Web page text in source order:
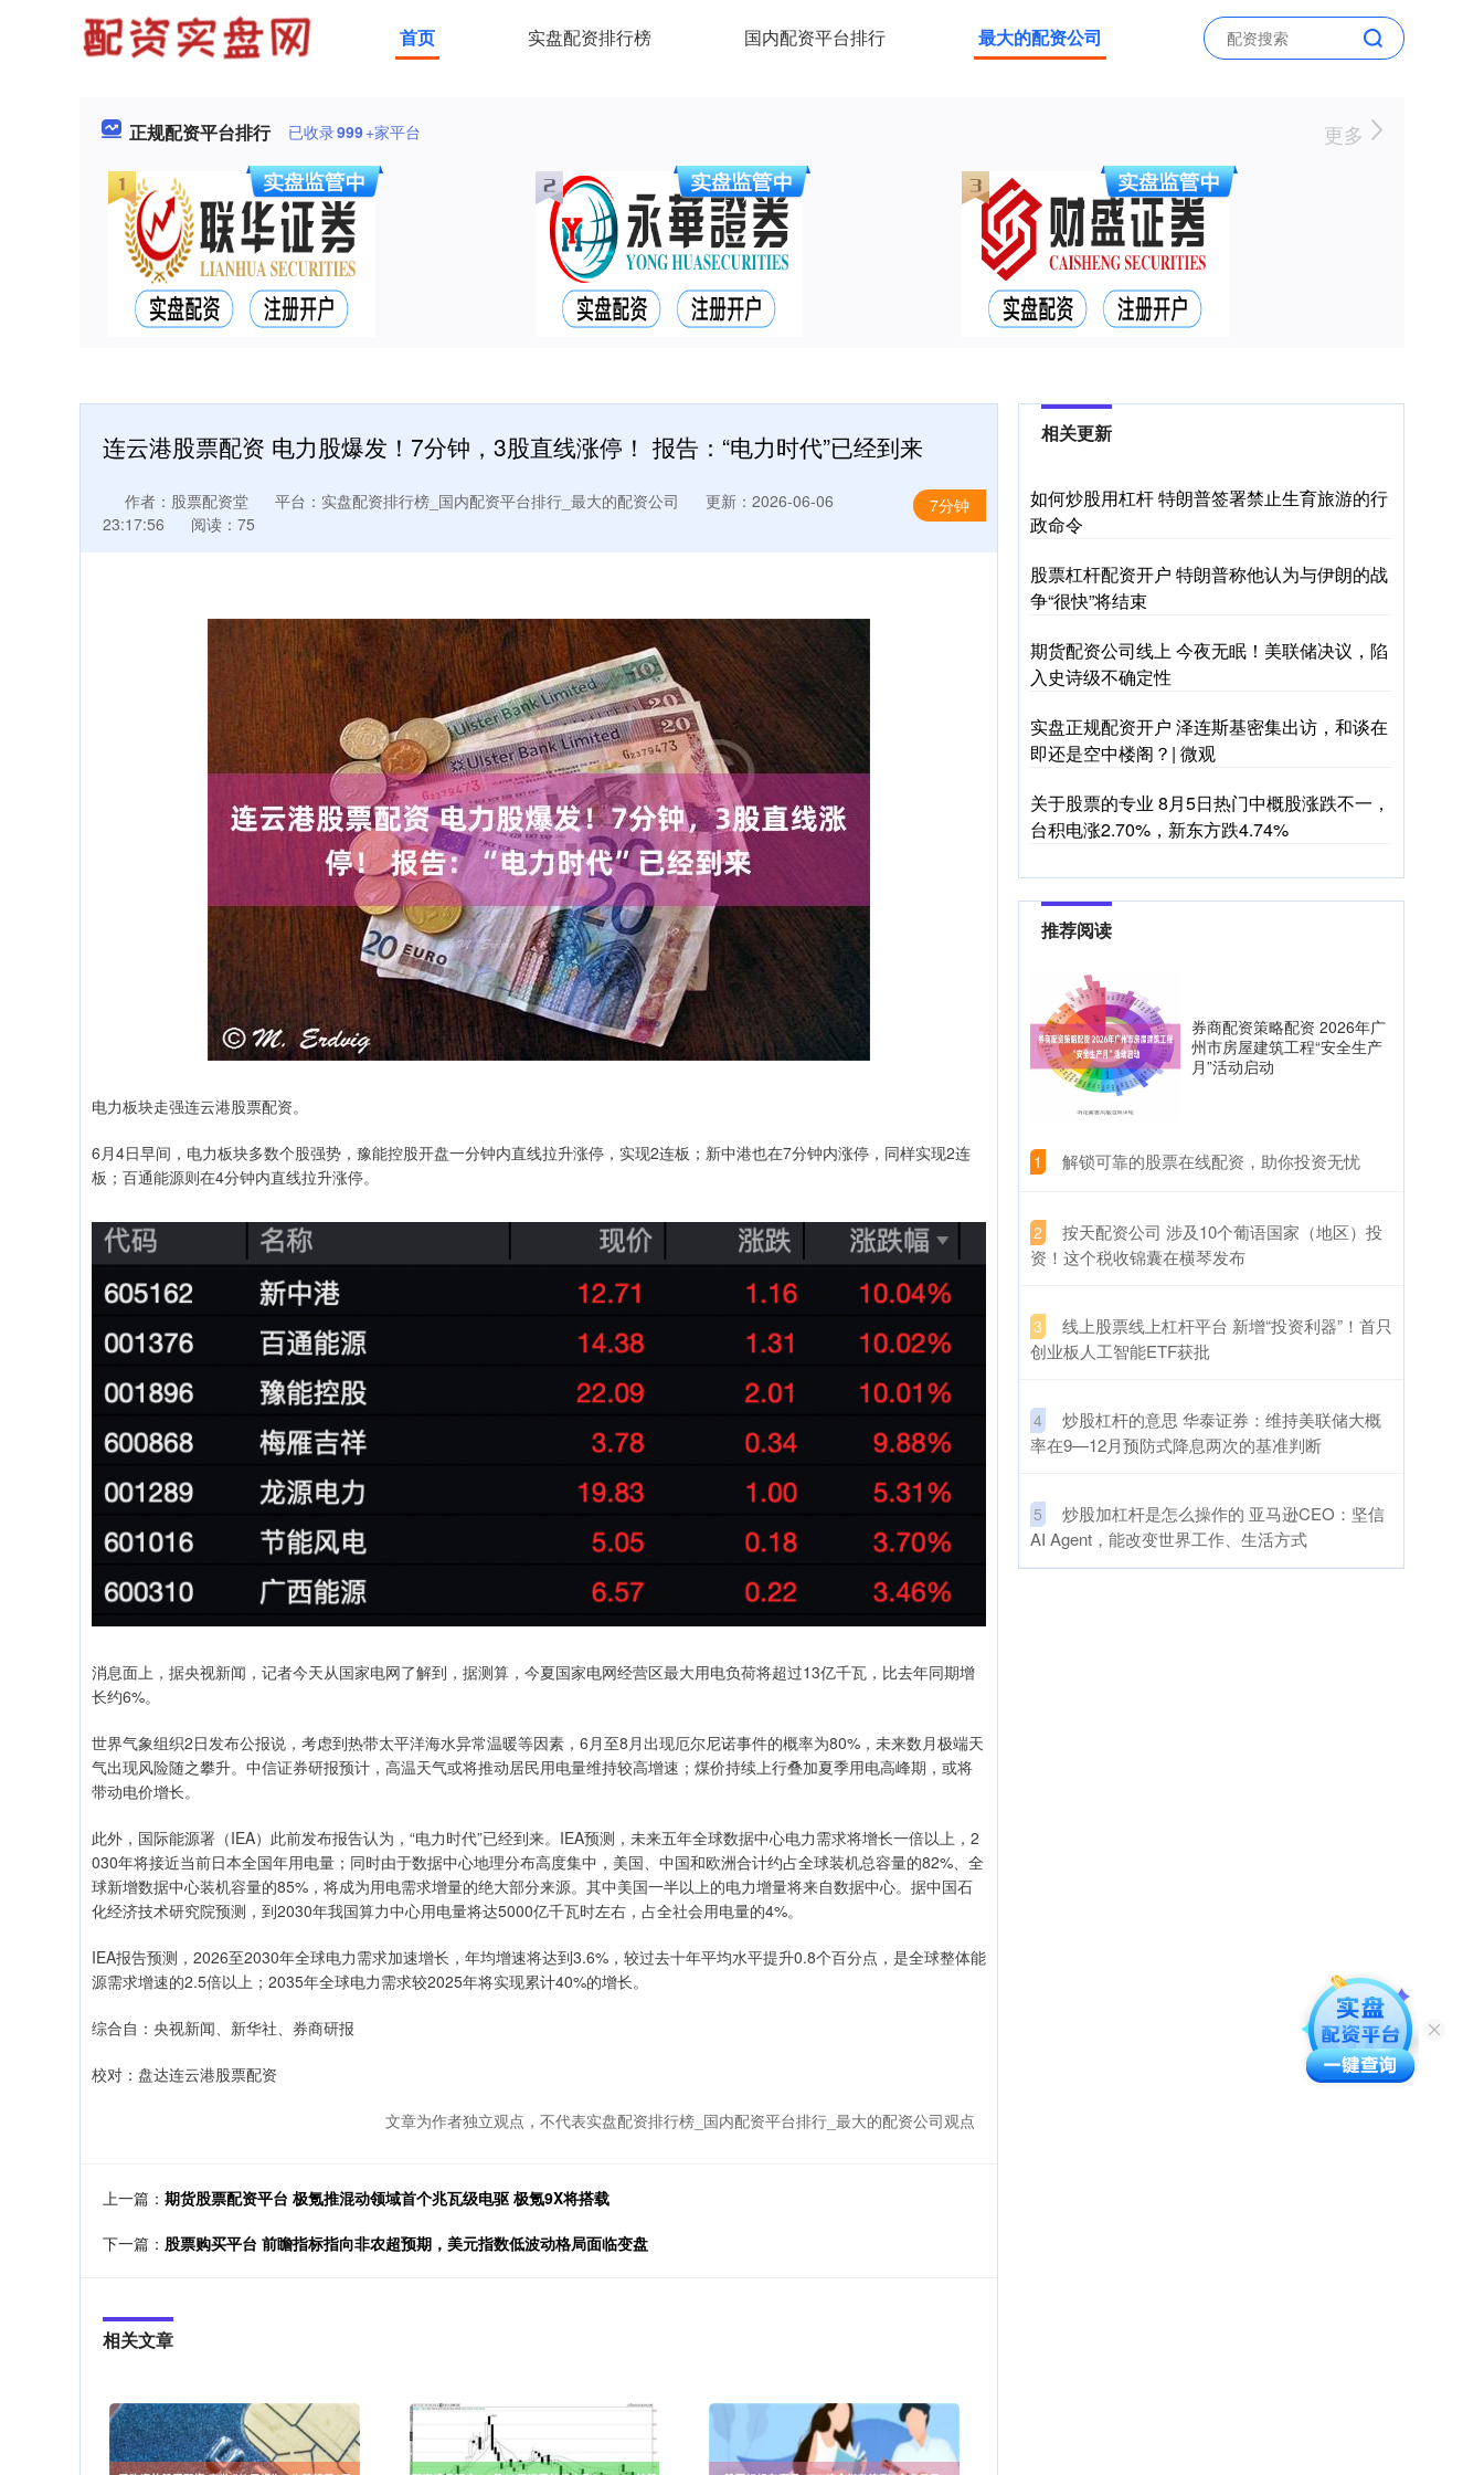
首页 实盘配资排行榜 国内配资平台排行 最大的配资公司
正规配资平台排行 已收录999+家平台 更多
连云港股票配资 电力股爆发！7分钟，3股直线涨停！ 报告：“电力时代”已经到来
7分钟
作者：股票配资堂 平台：实盘配资排行榜_国内配资平台排行_最大的配资公司
更新：2026-06-06
23:17:56
阅读：75
电力板块走强连云港股票配资。
6月4日早间，电力板块多数个股强势，豫能控股开盘一分钟内直线拉升涨停，实现2连板；新中港也在7分钟内涨停，同样实现2连
板；百通能源则在4分钟内直线拉升涨停。
消息面上，据央视新闻，记者今天从国家电网了解到，据测算，今夏国家电网经营区最大用电负荷将超过13亿千瓦，比去年同期增
长约6%。
世界气象组织2日发布公报说，考虑到热带太平洋海水异常温暖等因素，6月至8月出现厄尔尼诺事件的概率为80%，未来数月极端天
气出现风险随之攀升。中信证券研报预计，高温天气或将推动居民用电量维持较高增速；煤价持续上行叠加夏季用电高峰期，或将
带动电价增长。
此外，国际能源署（IEA）此前发布报告认为，“电力时代”已经到来。IEA预测，未来五年全球数据中心电力需求将增长一倍以上，2
030年将接近当前日本全国年用电量；同时由于数据中心地理分布高度集中，美国、中国和欧洲合计约占全球装机总容量的82%、全
球新增数据中心装机容量的85%，将成为用电需求增量的绝大部分来源。其中美国一半以上的电力增量将来自数据中心。据中国石
化经济技术研究院预测，到2030年我国算力中心用电量将达5000亿千瓦时左右，占全社会用电量的4%。
IEA报告预测，2026至2030年全球电力需求加速增长，年均增速将达到3.6%，较过去十年平均水平提升0.8个百分点，是全球整体能
源需求增速的2.5倍以上；2035年全球电力需求较2025年将实现累计40%的增长。
综合自：央视新闻、新华社、券商研报
校对：盘达连云港股票配资
文章为作者独立观点，不代表实盘配资排行榜_国内配资平台排行_最大的配资公司观点
上一篇： 期货股票配资平台 极氪推混动领域首个兆瓦级电驱 极氪9X将搭载
下一篇： 股票购买平台 前瞻指标指向非农超预期，美元指数低波动格局面临变盘
相关文章
相关更新
如何炒股用杠杆 特朗普签署禁止生育旅游的行
政命令
股票杠杆配资开户 特朗普称他认为与伊朗的战
争“很快”将结束
期货配资公司线上 今夜无眠！美联储决议，陷
入史诗级不确定性
实盘正规配资开户 泽连斯基密集出访，和谈在
即还是空中楼阁？| 微观
关于股票的专业 8月5日热门中概股涨跌不一，
台积电涨2.70%，新东方跌4.74%
推荐阅读
券商配资策略配资 2026年广
州市房屋建筑工程“安全生产
月”活动启动
1 ​解锁可靠的股票在线配资，助你投资无忧
2
​按天配资公司 涉及10个葡语国家（地区）投
资！这个税收锦囊在横琴发布
3
​线上股票线上杠杆平台 新增“投资利器”！首只
创业板人工智能ETF获批
4
​炒股杠杆的意思 华泰证券：维持美联储大概
率在9—12月预防式降息两次的基准判断
5
​炒股加杠杆是怎么操作的 亚马逊CEO：坚信
AI Agent，能改变世界工作、生活方式